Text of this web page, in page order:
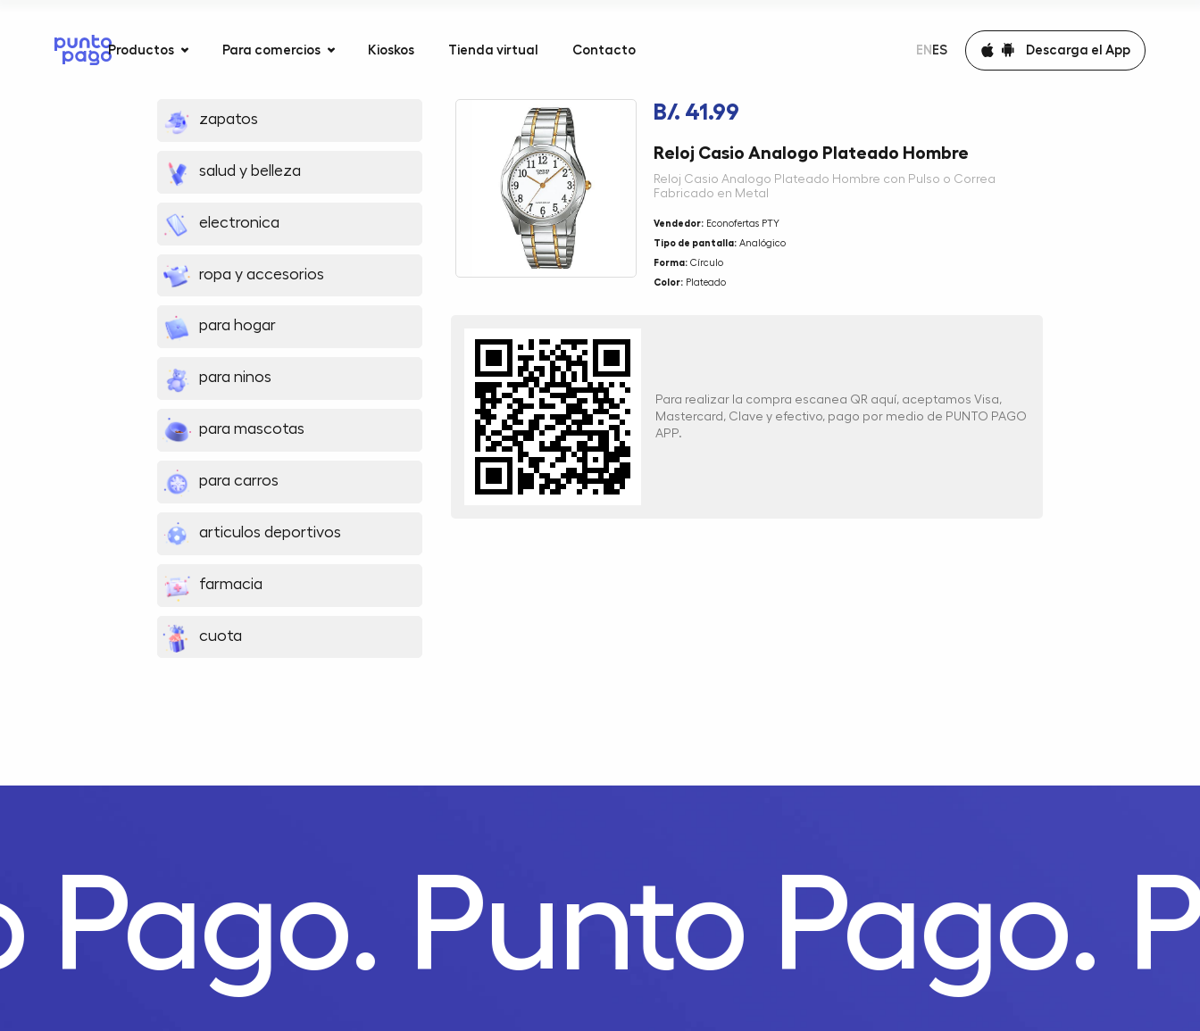
Productos Para comercios Kioskos Tienda virtual Contacto EN ES Descarga el App
zapatos
salud y belleza
electronica
ropa y accesorios
para hogar
para ninos
para mascotas
para carros
articulos deportivos
farmacia
cuota
B/. 41.99
Reloj Casio Analogo Plateado Hombre
Reloj Casio Analogo Plateado Hombre con Pulso o Correa
Fabricado en Metal
Vendedor:Econofertas PTY
Tipo de pantalla:Analógico
Forma:Círculo
Color:Plateado
Para realizar la compra escanea QR aquí, aceptamos Visa,
Mastercard, Clave y efectivo, pago por medio de PUNTO PAGO
APP.
Pago. Punto Pago.